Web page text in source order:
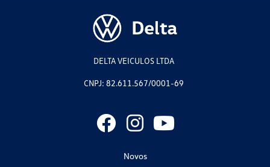
DELTA VEICULOS LTDA
CNPJ: 82.611.567/0001-69
Novos